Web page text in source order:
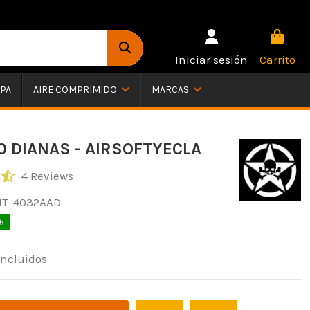
Iniciar sesión Carrito
AIRE COMPRIMIDO MARCAS
DIANAS - AIRSOFTYECLA
4 Reviews
4032AAD